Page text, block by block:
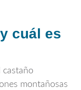
cuál es
castaño
montañosas